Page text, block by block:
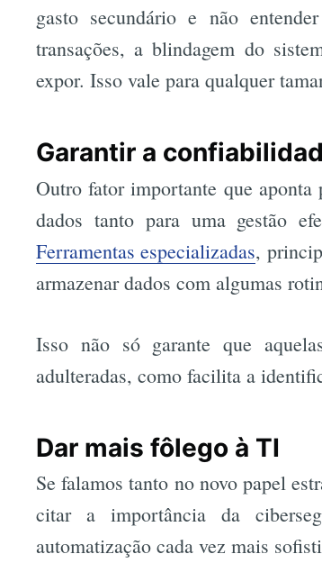
gasto secundário e não
transações, a blindagem do
expor. Isso vale para qualquer
Garantir a
Outro fator importante que aponta
dados tanto para uma gestão
Ferramentas especializadas,
armazenar dados com algumas
Isso não só garante que
adulteradas, como facilita a
Dar mais fôlego à TI
Se falamos tanto no novo papel
citar a importância da
automatização cada vez mais